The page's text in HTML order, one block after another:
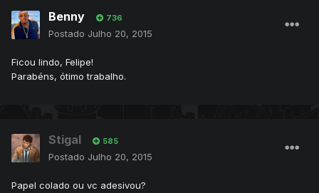
Benny 736
Postado Julho 20, 2015
Ficou lindo, Felipe!
Parabéns, ótimo trabalho.
Stigal 585
Postado Julho 20, 2015
Papel colado ou vc adesivou?